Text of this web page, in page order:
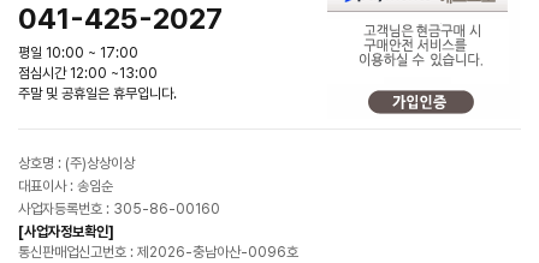
041-425-2027
평일 10:00 ~ 17:00
점심시간 12:00 ~13:00
주말 및 공휴일은 휴무입니다.
상호명 : (주)상상이상
대표이사 : 송임순
사업자등록번호 : 305-86-00160
[사업자정보확인]
통신판매업신고번호 : 제2026-충남아산-0096호